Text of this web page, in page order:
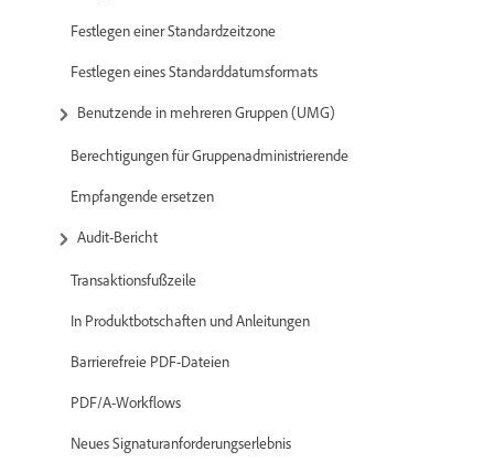
Festlegen einer Standardzeitzone
Festlegen eines Standarddatumsformats
Benutzende in mehreren Gruppen (UMG)
Berechtigungen für Gruppenadministrierende
Empfangende ersetzen
Audit-Bericht
Transaktionsfußzeile
In Produktbotschaften und Anleitungen
Barrierefreie PDF-Dateien
PDF/A-Workflows
Neues Signaturanforderungserlebnis